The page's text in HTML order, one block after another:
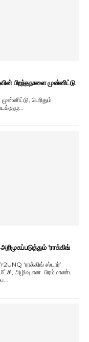
பிறந்தநாளை முன்னிட்டு
பெரிதும்
‘ராக்கிங்
‘ராக்கிங் ஸ்டார்’
அழிவு என பிரம்மாண்ட